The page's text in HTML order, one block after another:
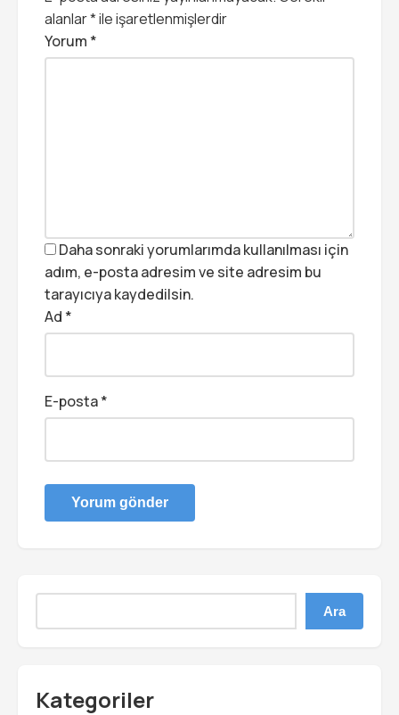
alanlar*ile işaretlenmişlerdir
Yorum *
Daha sonraki yorumlarımda kullanılması için
adım, e-posta adresim ve site adresim bu
tarayıcıya kaydedilsin.
Ad *
E-posta*
Ara
Kategoriler